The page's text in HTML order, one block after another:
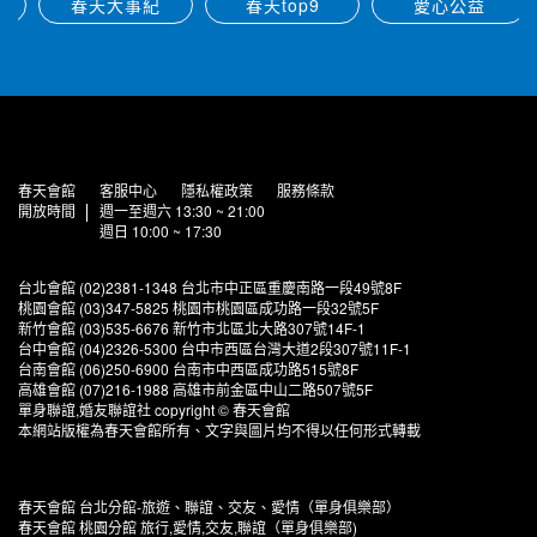
春天會館 客服中心 隱私權政策
服務條款
開放時間
週一至週六 13:30 ~ 21:00
週日 10:00 ~ 17:30
台北會館 (02)2381-1348 台北市中正區重慶南路一段49號8F
桃園會館 (03)347-5825 桃園市桃園區成功路一段32號5F
新竹會館 (03)535-6676 新竹市北區北大路307號14F-1
台中會館 (04)2326-5300 台中市西區台灣大道2段307號11F-1
台南會館 (06)250-6900 台南市中西區成功路515號8F
高雄會館 (07)216-1988 高雄市前金區中山二路507號5F
單身聯誼,婚友聯誼社 copyright © 春天會館
本網站版權為春天會館所有、文字與圖片均不得以任何形式轉載
春天會館 台北分館-旅遊、聯誼、交友、愛情（單身俱樂部）
春天會館 桃園分館 旅行,愛情,交友,聯誼（單身俱樂部)